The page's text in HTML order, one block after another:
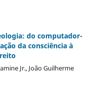
do computador-
da consciência à
Jr., João Guilherme